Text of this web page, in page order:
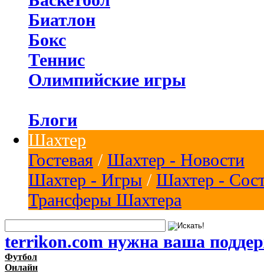
Биатлон
Бокс
Теннис
Олимпийские игры
Блоги
Шахтер
Гостевая / Шахтер - Новости
Шахтер - Игры / Шахтер -
Трансферы Шахтера
terrikon.com нужна ваша
Футбол
Онлайн